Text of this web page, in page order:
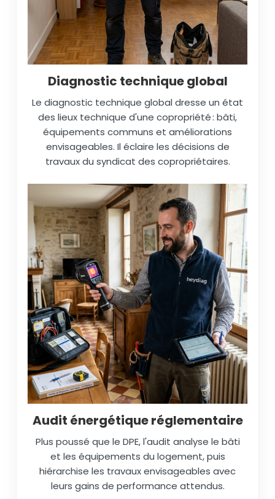
Diagnostic technique global
Le diagnostic technique global dresse un état
des lieux technique d'une copropriété : bâti,
équipements communs et améliorations
envisageables. Il éclaire les décisions de
travaux du syndicat des copropriétaires.
Audit énergétique réglementaire
Plus poussé que le DPE, l'audit analyse le bâti
et les équipements du logement, puis
hiérarchise les travaux envisageables avec
leurs gains de performance attendus.